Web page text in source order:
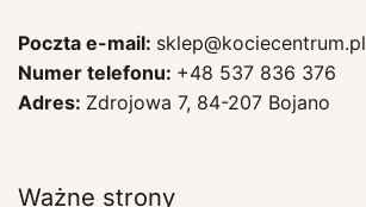
Poczta e-mail: sklep@kociecentrum.pl
Numer telefonu: +48 537 836 376
Adres: Zdrojowa 7, 84-207 Bojano
Ważne strony